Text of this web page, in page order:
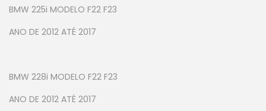
BMW 225i MODELO F22 F23
ANO DE 2012 ATÉ 2017
BMW 228i MODELO F22 F23
ANO DE 2012 ATÉ 2017